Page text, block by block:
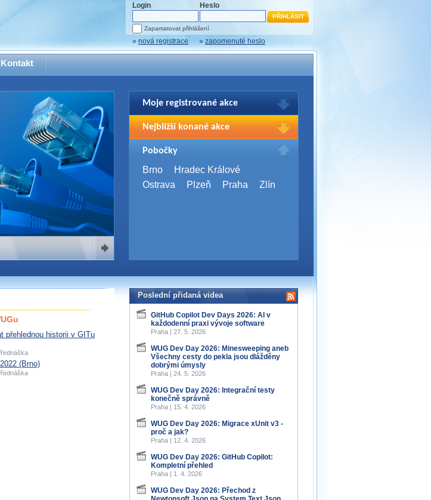
Login Heslo
Zapamatovat přihlášení
» nová registrace » zapomenuté heslo
Kontakt
Moje registrované akce
Pro zobrazení Vašich registrací na akce
se prosím přihlašte.
Nejbližší konané akce
WUG Days 2026
4. 9. 2026,Brno
SQL Server Bootcamp 2026
Pobočky
Brno
Hradec Králové
Ostrava
Plzeň Praha Zlín
přehlednou historii v GITu
(Brno)
Poslední přidaná videa
GitHub Copilot Dev Days 2026: AI v
každodenní praxi vývoje software
Praha | 27. 5. 2026
WUG Dev Day 2026: Minesweeping aneb
Všechny cesty do pekla jsou dlážděny
dobrými úmysly
Praha | 24. 5. 2026
WUG Dev Day 2026: Integrační testy
konečně správně
Praha | 15. 4. 2026
WUG Dev Day 2026: Migrace xUnit v3 -
proč a jak?
Praha | 12. 4. 2026
WUG Dev Day 2026: GitHub Copilot:
Kompletní přehled
Praha | 1. 4. 2026
WUG Dev Day 2026: Přechod z